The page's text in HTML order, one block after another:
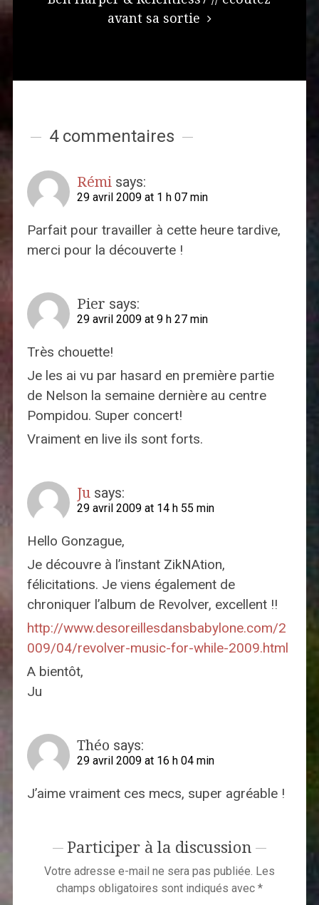
avant sa sortie
4 commentaires
Rémi says:
29 avril 2009 at 1 h 07 min
Parfait pour travailler à cette heure tardive,
merci pour la découverte !
Pier says:
29 avril 2009 at 9 h 27 min
Très chouette!
Je les ai vu par hasard en première partie
de Nelson la semaine dernière au centre
Pompidou. Super concert!
Vraiment en live ils sont forts.
Ju says:
29 avril 2009 at 14 h 55 min
Hello Gonzague,
Je découvre à l’instant ZikNAtion,
félicitations. Je viens également de
chroniquer l’album de Revolver, excellent !!
http://www.desoreillesdansbabylone.com/2
009/04/revolver-music-for-while-2009.html
A bientôt,
Ju
Théo says:
29 avril 2009 at 16 h 04 min
J’aime vraiment ces mecs, super agréable !
Participer à la discussion
Votre adresse e-mail ne sera pas publiée. Les
champs obligatoires sont indiqués avec *